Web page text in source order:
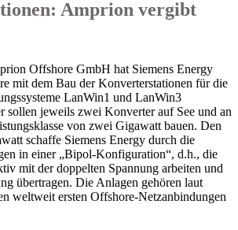
Amprion vergibt
Offshore GmbH hat Siemens Energy
mit dem Bau der Konverterstationen für die
LanWin1 und LanWin3
sollen jeweils zwei Konverter auf See und an
von zwei Gigawatt bauen. Den
schaffe Siemens Energy durch die
in einer „Bipol-Konfiguration“, d.h., die
mit der doppelten Spannung arbeiten und
übertragen. Die Anlagen gehören laut
weltweit ersten Offshore-Netzanbindungen